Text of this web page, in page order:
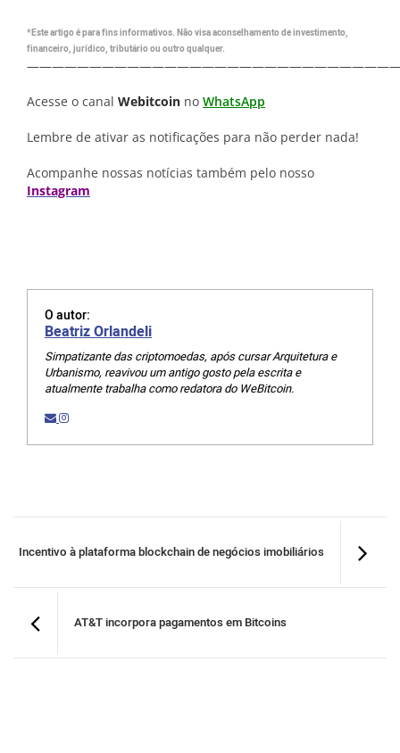
*Este artigo é para fins informativos. Não visa aconselhamento de investimento,
financeiro, jurídico, tributário ou outro qualquer.
Acesse o canal Webitcoin no WhatsApp
Lembre de ativar as notificações para não perder nada!
Acompanhe nossas notícias também pelo nosso
Instagram
O autor:
Beatriz Orlandeli
Simpatizante das criptomoedas, após cursar Arquitetura e
Urbanismo, reavivou um antigo gosto pela escrita e
atualmente trabalha como redatora do WeBitcoin.
Incentivo à plataforma blockchain de negócios imobiliários
AT&T incorpora pagamentos em Bitcoins